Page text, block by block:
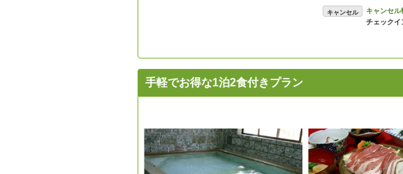
キャンセル
手軽でお得な1泊2食付きプラン